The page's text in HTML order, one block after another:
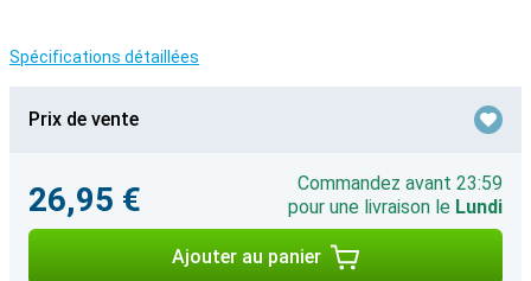
Spécifications détaillées
Prix de vente
26,95 €
Commandez avant 23:59
pour une livraison le Lundi
Ajouter au panier